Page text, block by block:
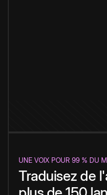
UNE VOIX POUR 99 % DU
Traduisez de